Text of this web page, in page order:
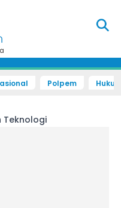
Polpem
Teknologi